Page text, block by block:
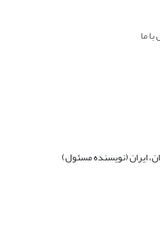
ما
ایران (نویسنده مسئول)